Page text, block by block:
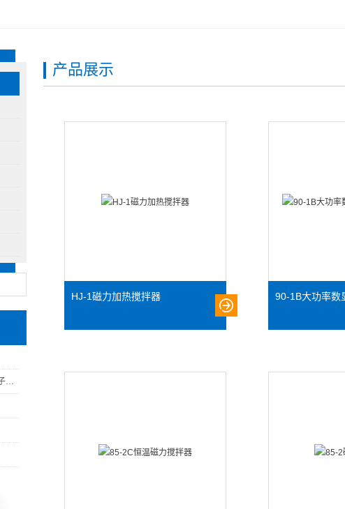
紫外分析仪荧光技术在生物化学及分子生物学研究中应用
产品展示
HJ-1磁力加热搅拌器